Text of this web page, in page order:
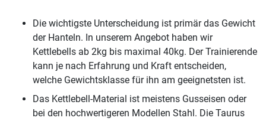
Die wichtigste Unterscheidung ist primär das Gewicht
der Hanteln. In unserem Angebot haben wir
Kettlebells ab 2kg bis maximal 40kg. Der Trainierende
kann je nach Erfahrung und Kraft entscheiden,
welche Gewichtsklasse für ihn am geeignetsten ist.
Das Kettlebell-Material ist meistens Gusseisen oder
bei den hochwertigeren Modellen Stahl. Die Taurus